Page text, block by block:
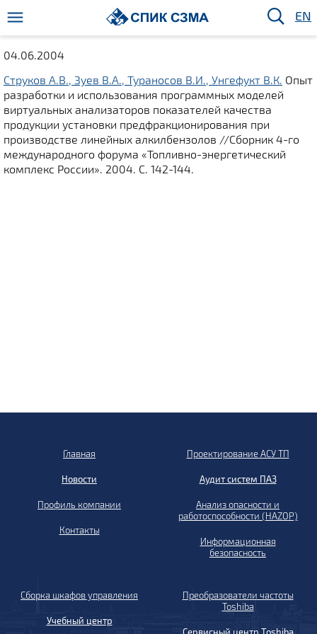
EN
04.06.2004
Струков А.В., Зуев В.А., Тураносов В.И., Унгефукт В.К. Опыт
разработки и использования программных моделей
виртуальных анализаторов показателей качества
продукции установки предфракционирования при
производстве линейных алкилбензолов //Сборник 4-го
международного форума «Топливно-энергетический
комплекс России». 2004. С. 142-144.
Главная
Новости
Профиль компании
Контакты
Проектирование АСУ ТП
Аудит систем ПАЗ
Анализ опасности и
работоспособности (HAZOP)
Информационная
безопасность
Сборка шкафов управления
Учебный центр
Преобразователи частоты
Toshiba